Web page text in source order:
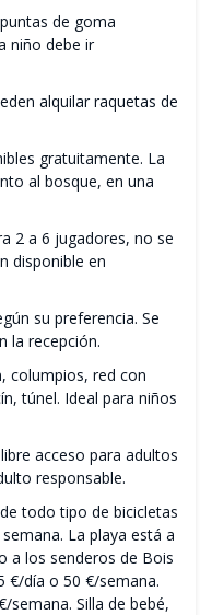
de goma
niño debe ir
alquilar raquetas de
gratuitamente. La
al bosque, en una
2 a 6 jugadores, no se
disponible en
su preferencia. Se
la recepción.
columpios, red con
túnel. Ideal para niños
acceso para adultos
responsable.
de todo tipo de bicicletas
La playa está a
a los senderos de Bois
€/día o 50 €/semana.
semana. Silla de bebé,